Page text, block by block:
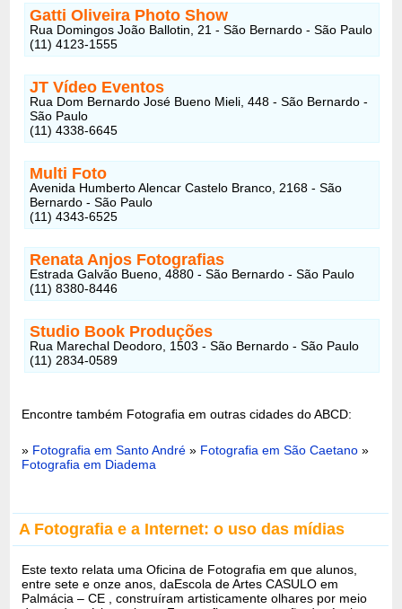
Gatti Oliveira Photo Show
Rua Domingos João Ballotin, 21 - São Bernardo - São Paulo
(11) 4123-1555
JT Vídeo Eventos
Rua Dom Bernardo José Bueno Mieli, 448 - São Bernardo -
São Paulo
(11) 4338-6645
Multi Foto
Avenida Humberto Alencar Castelo Branco, 2168 - São
Bernardo - São Paulo
(11) 4343-6525
Renata Anjos Fotografias
Estrada Galvão Bueno, 4880 - São Bernardo - São Paulo
(11) 8380-8446
Studio Book Produções
Rua Marechal Deodoro, 1503 - São Bernardo - São Paulo
(11) 2834-0589
Encontre também Fotografia em outras cidades do ABCD:
» Fotografia em Santo André» Fotografia em São Caetano »
Fotografia em Diadema
A Fotografia e a Internet: o uso das mídias
Este texto relata uma Oficina de Fotografia em que alunos,
entre sete e onze anos, daEscola de Artes CASULO em
Palmácia – CE , construíram artisticamente olhares por meio